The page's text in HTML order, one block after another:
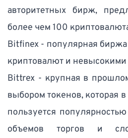
авторитетных бирж,
более чем 100
Bitfinex - популярная
криптовалют и
Bittrex - крупная в
выбором токенов, которая
пользуется
объемов торгов и